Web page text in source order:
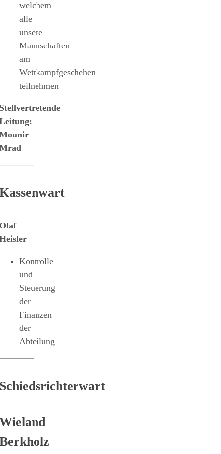
welchem
alle
unsere
Mannschaften
am
Wettkampfgeschehen
teilnehmen
Stellvertretende
Leitung:
Mounir
Mrad
Kassenwart
Olaf
Heisler
Kontrolle
und
Steuerung
der
Finanzen
der
Abteilung
Schiedsrichterwart
Wieland
Berkholz